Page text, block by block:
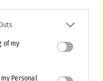
one or more Google
including but not
party tags to use your data
Google consent section.
of my
Personal